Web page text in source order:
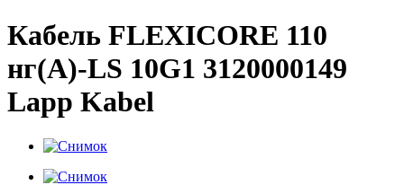
Кабель FLEXICORE 110
нг(А)-LS 10G1 3120000149
Lapp Kabel